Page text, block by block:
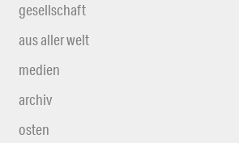
gesellschaft
aus aller welt
medien
archiv
osten